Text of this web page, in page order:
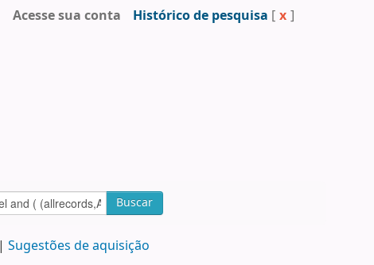
Acesse sua conta Histórico de pesquisa [ x ]
Buscar
Sugestões de aquisição